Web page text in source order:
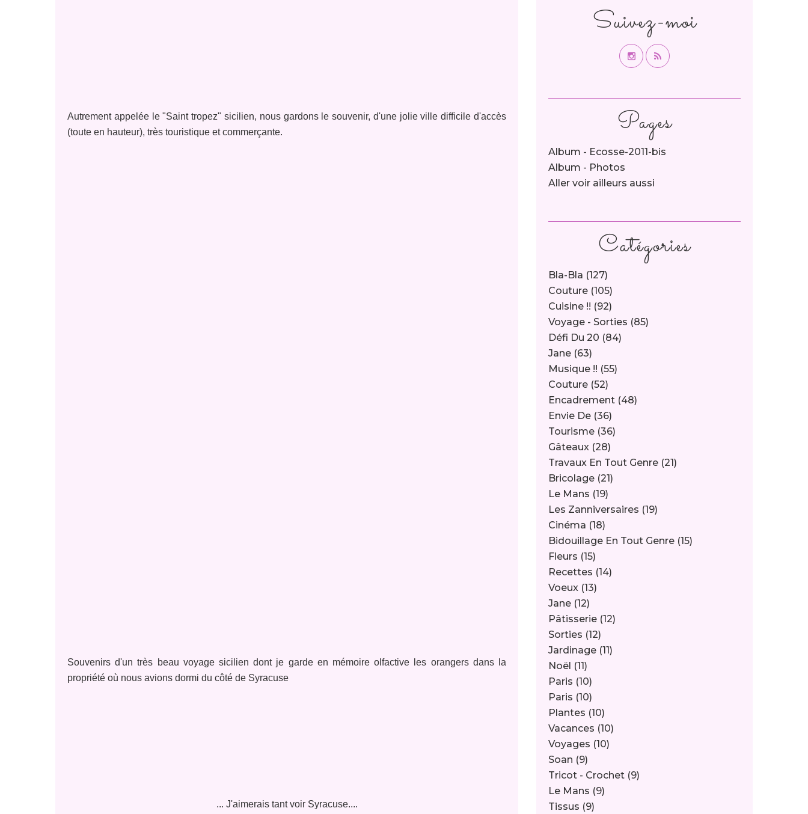
Autrement appelée le "Saint tropez" sicilien, nous gardons le souvenir, d'une jolie ville difficile d'accès
(toute en hauteur), très touristique et commerçante.
Souvenirs d'un très beau voyage sicilien dont je garde en mémoire olfactive les orangers dans la
propriété où nous avions dormi du côté de Syracuse
... J'aimerais tant voir Syracuse....
Catégories
Bla-Bla (127)
Couture (105)
Cuisine !! (92)
Voyage - Sorties (85)
Défi Du 20 (84)
Jane (63)
Musique !! (55)
Couture (52)
Encadrement (48)
Envie De (36)
Tourisme (36)
Gâteaux (28)
Travaux En Tout Genre (21)
Bricolage (21)
Le Mans (19)
Les Zanniversaires (19)
Cinéma (18)
Bidouillage En Tout Genre (15)
Fleurs (15)
Recettes (14)
Voeux (13)
Jane (12)
Pâtisserie (12)
Sorties (12)
Jardinage (11)
Noël (11)
Paris (10)
Paris (10)
Plantes (10)
Vacances (10)
Voyages (10)
Soan (9)
Tricot - Crochet (9)
Le Mans (9)
Tissus (9)
Pages
Album - Ecosse-2011-bis
Album - Photos
Aller voir ailleurs aussi
Suivez-moi